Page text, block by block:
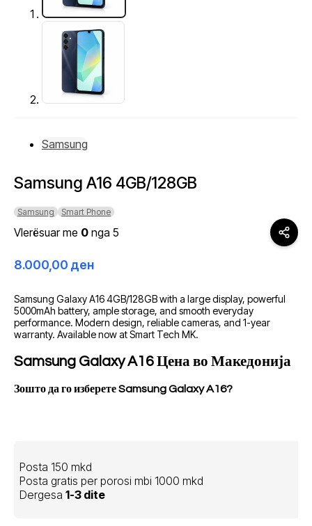
Samsung
Samsung A16 4GB/128GB
Samsung Smart Phone
Vlerësuar me 0 nga 5
8.000,00 ден
Samsung Galaxy A16 4GB/128GB with a large display, powerful
5000mAh battery, ample storage, and smooth everyday
performance. Modern design, reliable cameras, and 1-year
warranty. Available now at Smart Tech MK.
Samsung Galaxy A16 Цена во Македонија
Зошто да го изберете Samsung Galaxy A16?
Posta 150 mkd
Posta gratis per porosi mbi 1000 mkd
Dergesa 1-3 dite